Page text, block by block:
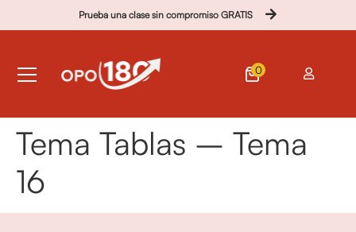
Prueba una clase sin compromiso GRATIS
0
Tema Tablas – Tema
16